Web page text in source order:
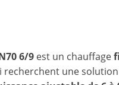
6/9 est un chauffage
recherchent une